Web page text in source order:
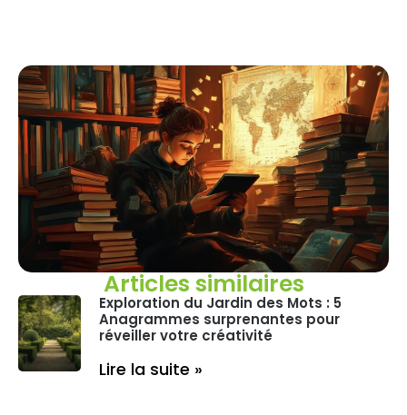
Articles similaires
Exploration du Jardin des Mots : 5
Anagrammes surprenantes pour
réveiller votre créativité
Lire la suite »